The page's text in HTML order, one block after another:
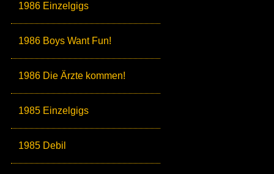
1986 Einzelgigs
1986 Boys Want Fun!
1986 Die Ärzte kommen!
1985 Einzelgigs
1985 Debil